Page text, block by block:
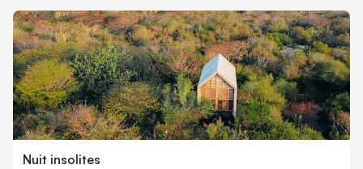
Nuit insolites